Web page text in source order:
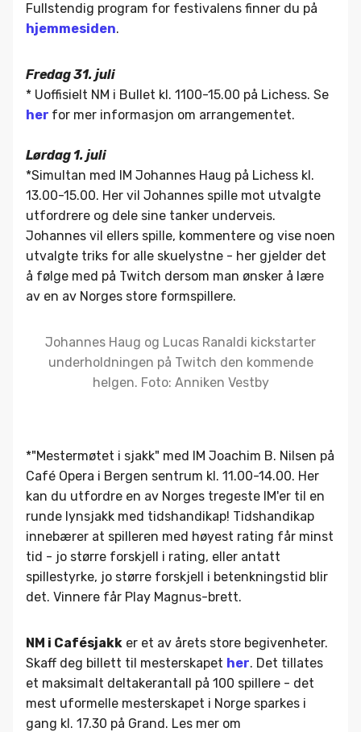
Fullstendig program for festivalens finner du på
hjemmesiden.
Fredag 31. juli
* Uoffisielt NM i Bullet kl. 1100-15.00 på Lichess. Se
her for mer informasjon om arrangementet.
Lørdag 1. juli
*Simultan med IM Johannes Haug på Lichess kl.
13.00-15.00. Her vil Johannes spille mot utvalgte
utfordrere og dele sine tanker underveis.
Johannes vil ellers spille, kommentere og vise noen
utvalgte triks for alle skuelystne - her gjelder det
å følge med på Twitch dersom man ønsker å lære
av en av Norges store formspillere.
Johannes Haug og Lucas Ranaldi kickstarter
underholdningen på Twitch den kommende
helgen. Foto: Anniken Vestby
*"Mestermøtet i sjakk" med IM Joachim B. Nilsen på
Café Opera i Bergen sentrum kl. 11.00-14.00. Her
kan du utfordre en av Norges tregeste IM'er til en
runde lynsjakk med tidshandikap! Tidshandikap
innebærer at spilleren med høyest rating får minst
tid - jo større forskjell i rating, eller antatt
spillestyrke, jo større forskjell i betenkningstid blir
det. Vinnere får Play Magnus-brett.
NM i Cafésjakk er et av årets store begivenheter.
Skaff deg billett til mesterskapet her. Det tillates
et maksimalt deltakerantall på 100 spillere - det
mest uformelle mesterskapet i Norge sparkes i
gang kl. 17.30 på Grand. Les mer om